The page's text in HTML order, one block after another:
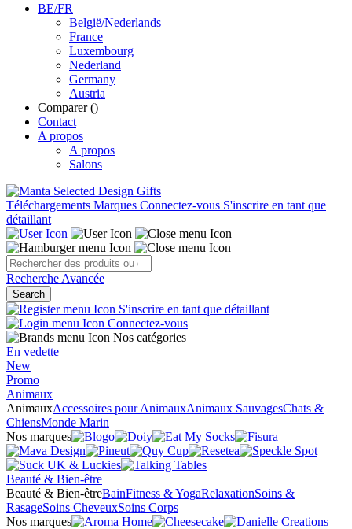
BE/FR
België/Nederlands
France
Luxembourg
Nederland
Germany
Austria
Comparer ()
Contact
A propos
A propos
Salons
Téléchargements Marques Connectez-vous S'inscrire en tant que
détaillant
Recherche Avancée
Search
S'inscrire en tant que détaillant
Connectez-vous
Nos catégories
En vedette
New
Promo
Animaux
AnimauxAccessoires pour AnimauxAnimaux SauvagesChats &
ChiensMonde Marin
Nos marques
Beauté & Bien-être
Beauté & Bien-êtreBainFitness & YogaRelaxationSoins &
RasageSoins CheveuxSoins Corps
Nos marques